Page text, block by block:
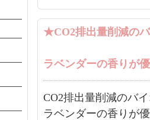
★CO2排出量削減の
ラベンダーの香りが
CO2排出量削減のバ
ラベンダーの香りが